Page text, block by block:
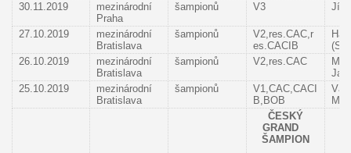
30.11.2019
mezinárodní
Praha
šampionů V3
27.10.2019
mezinárodní
Bratislava
šampionů
V2,res.CAC,r
es.CACIB
(SK)
26.10.2019
mezinárodní
Bratislava
šampionů V2,res.CAC
25.10.2019
mezinárodní
Bratislava
šampionů
V1,CAC,CACI
B,BOB
ČESKÝ
GRAND
ŠAMPION